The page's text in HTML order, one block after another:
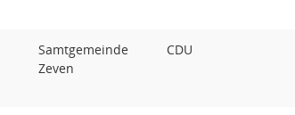
Samtgemeinde
Zeven
CDU